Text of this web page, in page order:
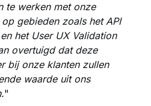
te werken met onze
gebieden zoals het API
het User UX Validation
overtuigd dat deze
bij onze klanten zullen
waarde uit ons
"